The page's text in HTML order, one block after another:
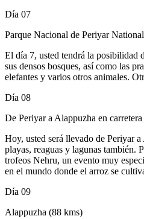
Día 07
Parque Nacional de Periyar
El día 7, usted tendrá la posibilidad
sus densos bosques, así como las
elefantes y varios otros animales.
Día 08
De Periyar a Alappuzha en
Hoy, usted será llevado de Periyar
playas, reaguas y lagunas también.
trofeos Nehru, un evento muy
en el mundo donde el arroz se
Día 09
Alappuzha (88 kms)